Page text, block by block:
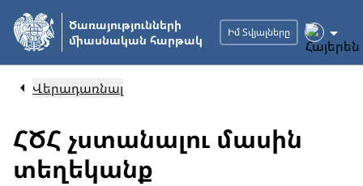
Անցնել
հիմնական
բովանդակությանը
Ծառայությունների
միասնական հարթակ
Իմ Տվյալները
Վերադառնալ
ՀԾՀ չստանալու մասին
տեղեկանք